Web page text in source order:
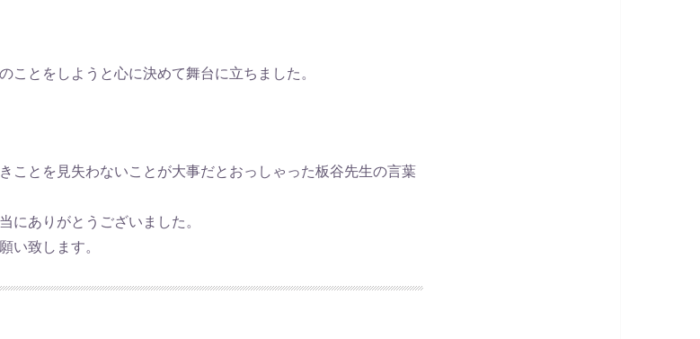
ことをしようと心に決めて舞台に立ちました。
ことを見失わないことが大事だとおっしゃった板谷先生の言葉
にありがとうございました。
い致します。